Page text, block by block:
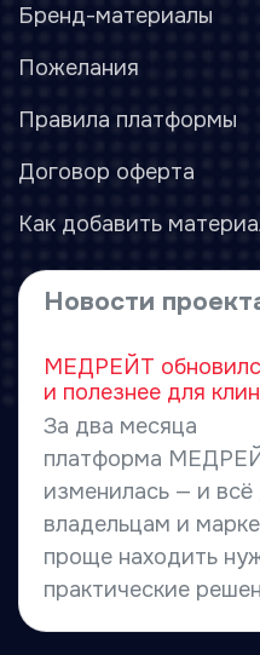
Бренд-материалы
Пожелания
Правила платформы
Договор оферта
Как добавить
Новости
МЕДРЕЙТ
и полезнее для
За два месяца
платформа
изменилась — и всё
владельцам и
проще находить
практические